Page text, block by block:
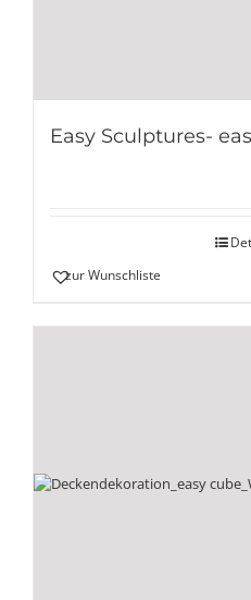
Easy Sculptures-
zur Wunschliste